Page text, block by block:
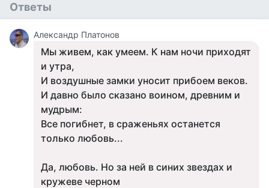
Ответы
Александр Платонов
Мы живем, как умеем. К нам ночи приходят
и утра,
И воздушные замки уносит прибоем веков.
И давно было сказано воином, древним и
мудрым:
Все погибнет, в сраженьях останется
только любовь...
Да, любовь. Но за ней в синих звездах и
кружеве черном